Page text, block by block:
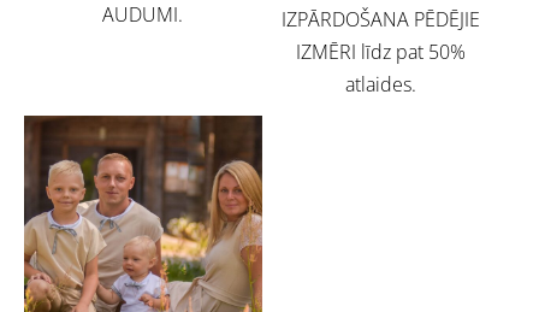
AUDUMI.
IZPĀRDOŠANA PĒDĒJIE
IZMĒRI līdz pat 50%
atlaides.